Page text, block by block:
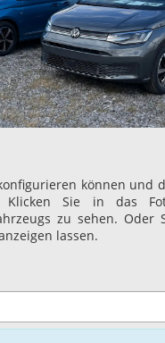
können und
Klicken Sie in das
zu sehen. Oder
lassen.